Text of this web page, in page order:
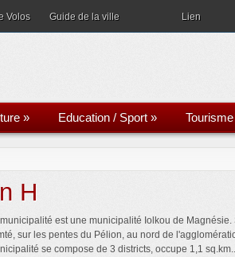
Volos Guide de la ville Lien
» Education / Sport » Tourisme
H
est une municipalité Iolkou de
sur les pentes du Pélion, au nord de
se compose de 3 districts, occupe 1,1